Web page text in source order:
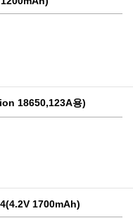
18650,123A용)
1700mAh)